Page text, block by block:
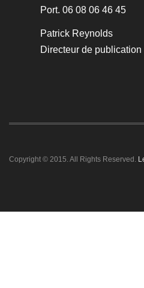
Port. 06 08 06 46 45
Patrick Reynolds
Directeur de publication
Copyright © 2015. All Rights Reserved.